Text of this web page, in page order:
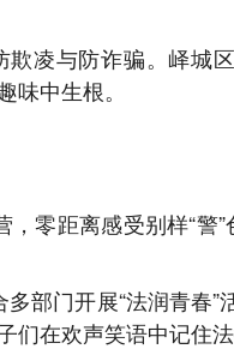
凌与防诈骗。峄城
中生根。
零距离感受别样“警
部门开展“法润青春”
在欢声笑语中记住法